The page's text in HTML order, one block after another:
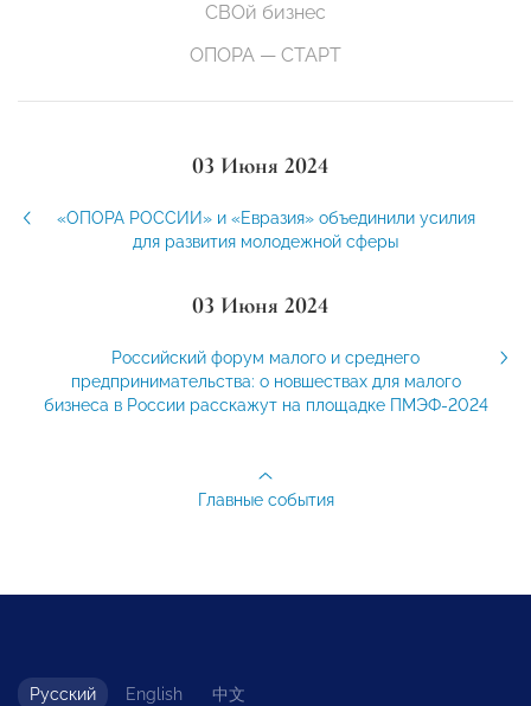
СВОй бизнес
ОПОРА — СТАРТ
03 Июня 2024
«ОПОРА РОССИИ» и «Евразия» объединили усилия
для развития молодежной сферы
03 Июня 2024
Российский форум малого и среднего
предпринимательства: о новшествах для малого
бизнеса в России расскажут на площадке ПМЭФ-2024
Главные события
Русский English 中文